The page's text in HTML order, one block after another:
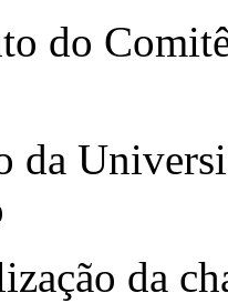
do
da
da